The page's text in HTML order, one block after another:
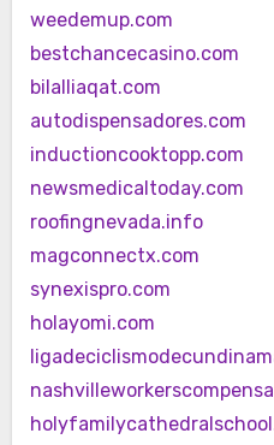
weedemup.com
bestchancecasino.com
bilalliaqat.com
autodispensadores.com
inductioncooktopp.com
newsmedicaltoday.com
roofingnevada.info
magconnectx.com
synexispro.com
holayomi.com